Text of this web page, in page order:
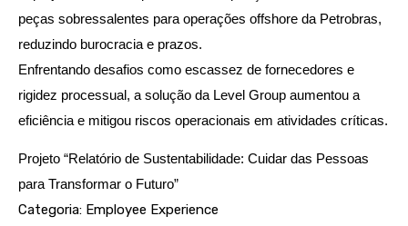
peças sobressalentes para operações offshore da Petrobras,
reduzindo burocracia e prazos.
Enfrentando desafios como escassez de fornecedores e
rigidez processual, a solução da Level Group aumentou a
eficiência e mitigou riscos operacionais em atividades críticas.
Projeto “Relatório de Sustentabilidade: Cuidar das Pessoas
para Transformar o Futuro”
Categoria: Employee Experience